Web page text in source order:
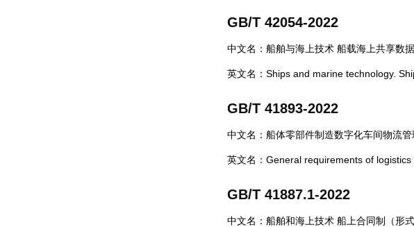
GB/T 42054-2022
中文名：船舶与海上技术 船载海上共享数
英文名：Ships and marine technology.
GB/T 41893-2022
中文名：船体零部件制造数字化车间物流
英文名：General requirements of
GB/T 41887.1-2022
中文名：船舶和海上技术 船上合同制（形